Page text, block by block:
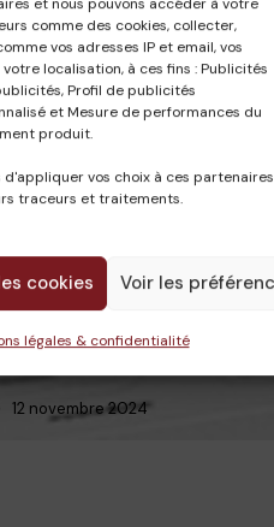
comme des cookies, collecter,
vos adresses IP et email, vos
localisation, à ces fins : Publicités
Profil de publicités
et Mesure de performances du
produit.
vos choix à ces partenaires
traceurs et traitements.
cookies Voir les
légales & confidentialité
12 novembre 2024